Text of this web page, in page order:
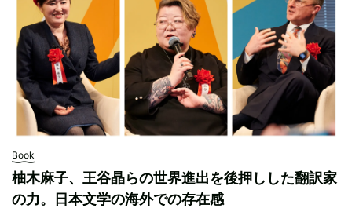
Book
柚木麻子、王谷晶らの世界進出を後押しした翻訳家
の力。日本文学の海外での存在感